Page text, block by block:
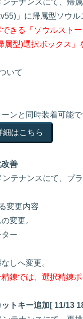
テナンスにて、帰
」に帰属型ソウ
きる「ソウルスト
属型)選択ボックス
いて
ンと同時装着可能
細はこちら
善
テナンスにて、プ
変更内容
変更。
ー
しへ変更。
錬では、選択精錬
トキー追加[ 11/13